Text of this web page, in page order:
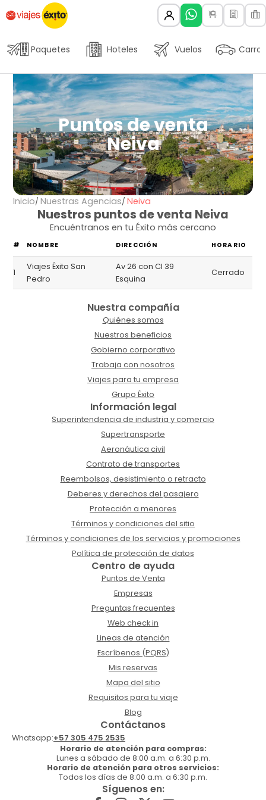
Paquetes Hoteles Vuelos Carros
Puntos de venta
Neiva
Inicio Nuestras Agencias Neiva
Nuestros puntos de venta Neiva
Encuéntranos en tu Éxito más cercano
# NOMBRE DIRECCIÓN HORARIO
1
Viajes Éxito San
Pedro
Av 26 con Cl 39
Esquina
Cerrado
Nuestra compañía
Quiénes somos
Nuestros beneficios
Gobierno corporativo
Trabaja con nosotros
Viajes para tu empresa
Grupo Éxito
Información legal
Superintendencia de industria y comercio
Supertransporte
Aeronáutica civil
Contrato de transportes
Reembolsos, desistimiento o retracto
Deberes y derechos del pasajero
Protección a menores
Términos y condiciones del sitio
Términos y condiciones de los servicios y promociones
Política de protección de datos
Centro de ayuda
Puntos de Venta
Empresas
Preguntas frecuentes
Web check in
Lineas de atención
Escríbenos (PQRS)
Mis reservas
Mapa del sitio
Requisitos para tu viaje
Blog
Contáctanos
Whatsapp:+57 305 475 2535
Horario de atención para compras:
Lunes a sábado de 8:00 a.m. a 6:30 p.m.
Horario de atención para otros servicios:
Todos los días de 8:00 a.m. a 6:30 p.m.
Síguenos en: